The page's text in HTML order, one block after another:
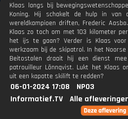
Klaas langs bij
Koning. Hij schakelt de hulp in van
wereldkampioen driften, Frederic
Klaas zo toch om met 103 kilometer
het ijs te gaan? Verder is Klaas
werkzaam bij de skipatrol. In het Noorse
Beitostølen draait hij een dienst
patrouilleur Lönnqvist. Lukt het Klaas
uit een kapotte skilift te redden?
06-01-2024 17:08
NPO3
Informatief.TV
Alle